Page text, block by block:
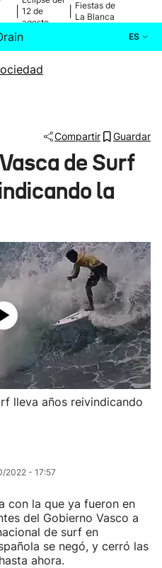
12 de
agosto
Fiestas de
La Blanca
ES
Compartir Guardar
de Surf
la
lleva años reivindicando
2022 - 17:57
con la que ya fueron en
del Gobierno Vasco a
de surf en
se negó, y cerró las
ahora.